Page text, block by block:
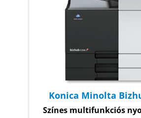
Konica Minolta
Színes multifunkciós